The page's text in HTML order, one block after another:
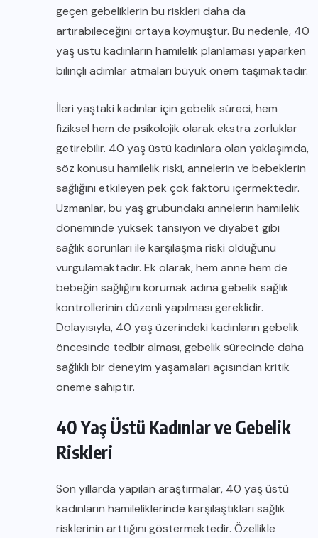
geçen gebeliklerin bu riskleri daha da
artırabileceğini ortaya koymuştur. Bu nedenle, 40
yaş üstü kadınların hamilelik planlaması yaparken
bilinçli adımlar atmaları büyük önem taşımaktadır.
İleri yaştaki kadınlar için gebelik süreci, hem
fiziksel hem de psikolojik olarak ekstra zorluklar
getirebilir. 40 yaş üstü kadınlara olan yaklaşımda,
söz konusu hamilelik riski, annelerin ve bebeklerin
sağlığını etkileyen pek çok faktörü içermektedir.
Uzmanlar, bu yaş grubundaki annelerin hamilelik
döneminde yüksek tansiyon ve diyabet gibi
sağlık sorunları ile karşılaşma riski olduğunu
vurgulamaktadır. Ek olarak, hem anne hem de
bebeğin sağlığını korumak adına gebelik sağlık
kontrollerinin düzenli yapılması gereklidir.
Dolayısıyla, 40 yaş üzerindeki kadınların gebelik
öncesinde tedbir alması, gebelik sürecinde daha
sağlıklı bir deneyim yaşamaları açısından kritik
öneme sahiptir.
40 Yaş Üstü Kadınlar ve Gebelik
Riskleri
Son yıllarda yapılan araştırmalar, 40 yaş üstü
kadınların hamileliklerinde karşılaştıkları sağlık
risklerinin arttığını göstermektedir. Özellikle